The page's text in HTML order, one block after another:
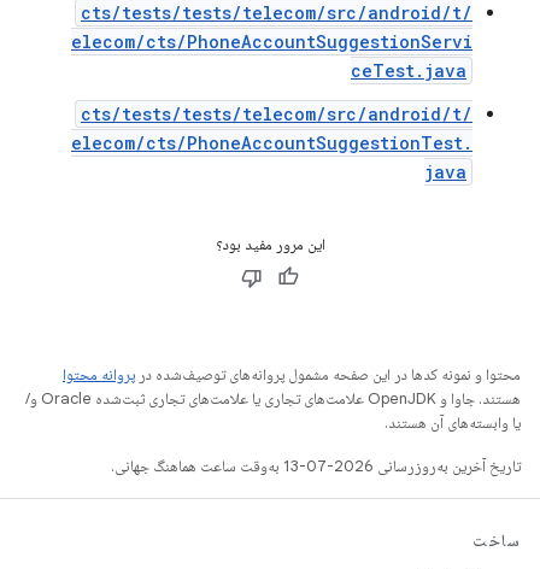
/cts/tests/tests/telecom/src/android/t
elecom/cts/PhoneAccountSuggestionServi
ceTest.java
/cts/tests/tests/telecom/src/android/t
elecom/cts/PhoneAccountSuggestionTest.
java
این مرور مفید بود؟
محتوا و نمونه کدها در این صفحه مشمول پروانه‌های توصیف‌شده در پروانه محتوا
هستند. جاوا و OpenJDK علامت‌های تجاری یا علامت‌های تجاری ثبت‌شده Oracle و/
یا وابسته‌های آن هستند.
تاریخ آخرین به‌روزرسانی 2026-07-13 به‌وقت ساعت هماهنگ جهانی.
ساخت